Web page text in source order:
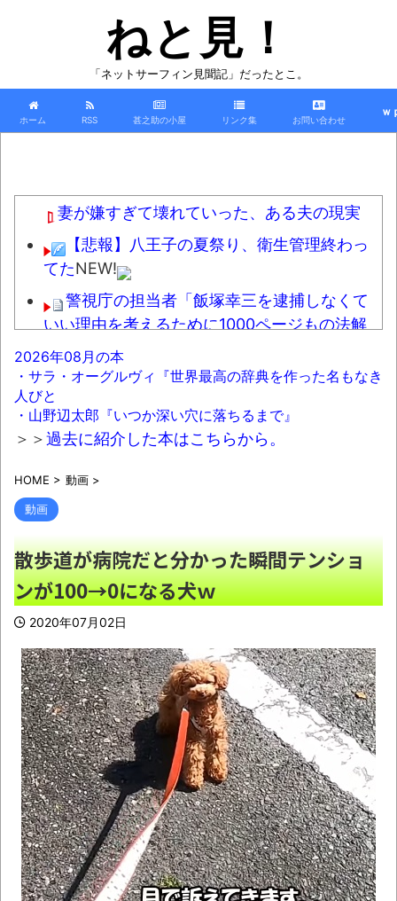
ねと見！
「ネットサーフィン見聞記」だったとこ。
ホーム RSS 甚之助の小屋 リンク集 お問い合わせ
ｗ
妻が嫌すぎて壊れていった、ある夫の現実
【悲報】八王子の夏祭り、衛生管理終わっ
てたNEW!
警視庁の担当者「飯塚幸三を逮捕しなくて
いい理由を考えるために1000ページもの法解
釈書を読んだ」
カズレーザー、車の任意保険を巡り持論
「強制しろよ！」「保険にも入れないヤツは運
転すんなよ」 NEW!
&#128557;
るとクッソ美味いことが判明ｗｗｗｗｗｗｗ
NEW!
【激安速報】ダイヤモンドの功罪、リア
ル、ひゃくえむ。などがKindle実質半額になる
の王子様などのスポーツ漫画が対象！NEW!
【画像】8/22開催「琵琶湖三市同時花火大
会」、市公式「そんな花火大会は存在しない」
→ SNS阿鼻叫喚・・・NEW!
深夜に車運転する時信号守ってる？NEW!
【相撲】日本で唯一！「鬢付け油」をつく
る職人の世界！NEW!
【トー横キッズ】家庭環境や毒親とのトラ
ブルに悩む若者「大人に相談しても具体的に何
2026年08月の本
・サラ・オーグルヴィ『世界最高の辞典を作った名もなき
人びと
・山野辺太郎『いつか深い穴に落ちるまで』
＞＞過去に紹介した本はこちらから。
HOME > 動画 >
動画
散歩道が病院だと分かった瞬間テンショ
ンが100→0になる犬ｗ
2020年07月02日